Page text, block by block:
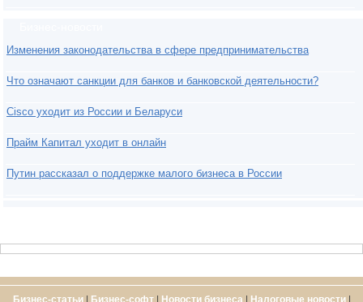
Изменения законодательства в сфере предпринимательства
Что означают санкции для банков и банковской деятельности?
Cisco уходит из России и Беларуси
Прайм Капитал уходит в онлайн
Путин рассказал о поддержке малого бизнеса в России
Бизнес-статьи| Бизнес-софт| Новости бизнеса | Налоговые новости|